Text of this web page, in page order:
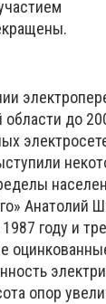
до
Анатолий
году и
опор